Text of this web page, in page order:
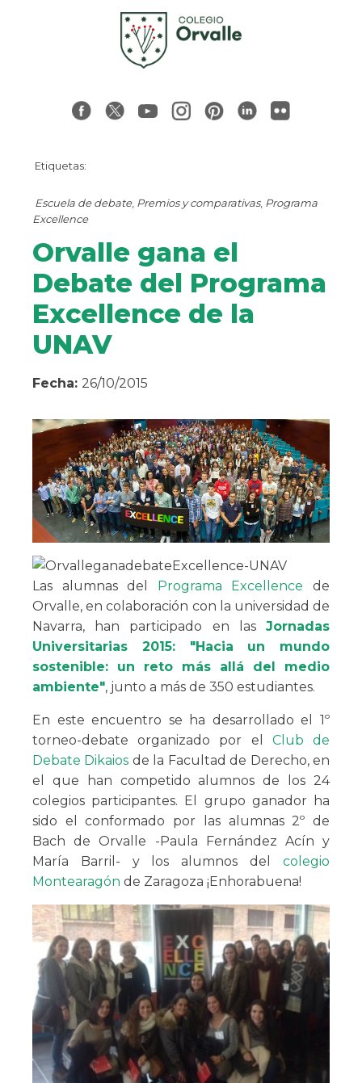
Etiquetas:
Escuela de debate, Premios y comparativas, Programa
Excellence
Orvalle gana el
Debate del Programa
Excellence de la
UNAV
Fecha: 26/10/2015
Las alumnas del Programa Excellence de
Orvalle, en colaboración con la universidad de
Navarra, han participado en las Jornadas
Universitarias 2015: "Hacia un mundo
sostenible: un reto más allá del medio
ambiente", junto a más de 350 estudiantes.
En este encuentro se ha desarrollado el 1º
torneo-debate organizado por el Club de
Debate Dikaios de la Facultad de Derecho, en
el que han competido alumnos de los 24
colegios participantes. El grupo ganador ha
sido el conformado por las alumnas 2º de
Bach de Orvalle -Paula Fernández Acín y
María Barril- y los alumnos del colegio
Montearagón de Zaragoza ¡Enhorabuena!